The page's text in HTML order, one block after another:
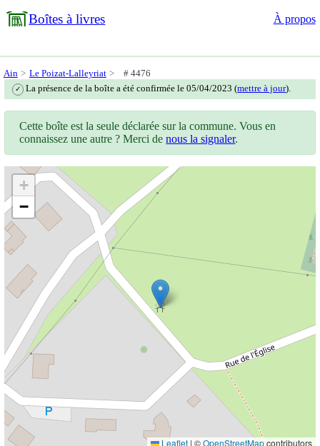
Boîtes à livres À propos
Ain Le Poizat-Lalleyriat # 4476
✓ La présence de la boîte a été confirmée le 05/04/2023 (mettre à jour).
Cette boîte est la seule déclarée sur la commune. Vous en
connaissez une autre ? Merci denous la signaler.
+
−
Leaflet | ©OpenStreetMapcontributors